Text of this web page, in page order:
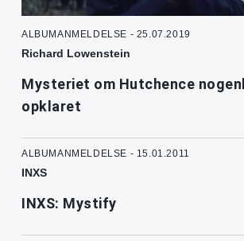
ALBUMANMELDELSE - 25.07.2019
Richard Lowenstein
Mysteriet om Hutchence
opklaret
ALBUMANMELDELSE - 15.01.2011
INXS
INXS: Mystify